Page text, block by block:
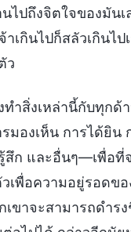
ไปถึงจิตใจของมัน
เกินไปก็สลัวเกินไ
ว
ทำสิ่งเหล่านี้กับทุกด้
องเห็น การได้ยิน
สึก และอื่นๆ—เพื่อที่
เพื่อความอยู่รอดข
เขาจะสามารถดำร